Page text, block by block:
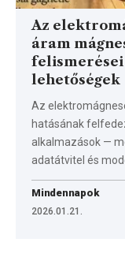
Az
áram
felismerései
lehetőségek
Az
hatásának
alkalmazások —
adatátvitel és
Mindennapok
2026.01.21.